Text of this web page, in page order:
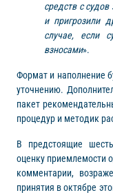
средств с
и пригрозили
случае, если
взносами».
Формат и наполнение
уточнению.
пакет
процедур и методик
В предстоящие
оценку приемлемости
комментарии,
принятия в октябре